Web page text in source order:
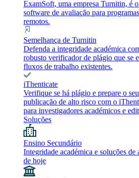
ExamSoft, uma empresa Turnitin, é
software de avaliação para
remotos.
Semelhança de Turnitin
Defenda a integridade académica
robusto verificador de plágio que se
fluxos de trabalho existentes.
iThenticate
Verifique se há plágio e prepare o
publicação de alto risco com o
para investigadores académicos e
Soluções
Ensino Secundário
Integridade académica e soluções de
de hoje